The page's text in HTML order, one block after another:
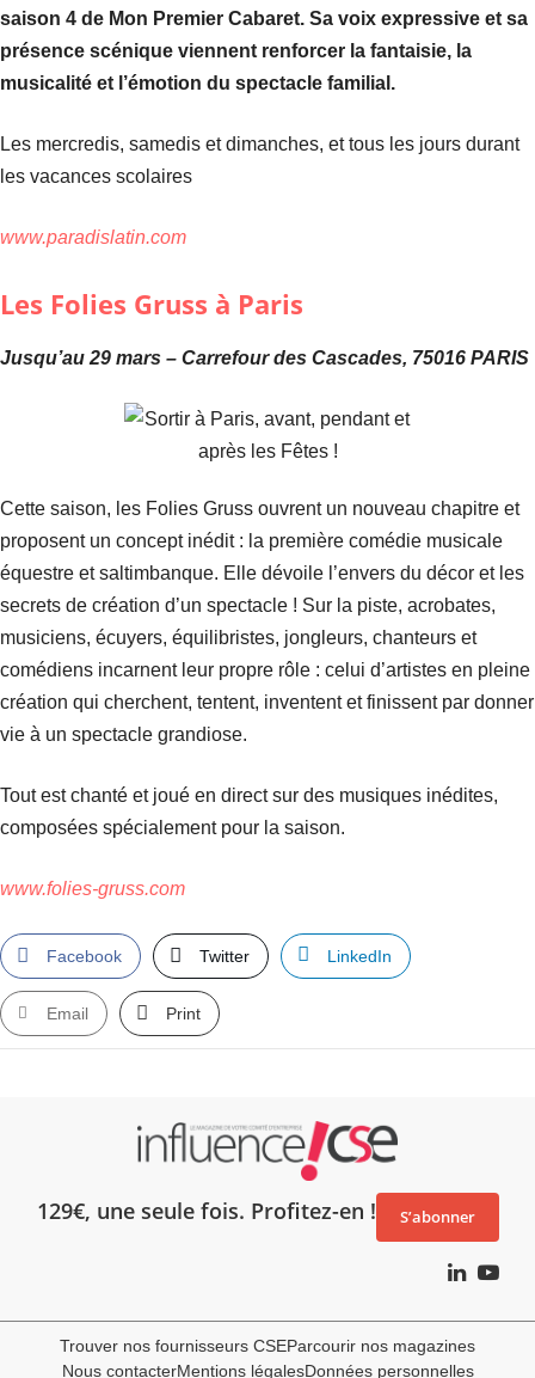
saison 4 de Mon Premier Cabaret. Sa voix expressive et sa
présence scénique viennent renforcer la fantaisie, la
musicalité et l’émotion du spectacle familial.
Les mercredis, samedis et dimanches, et tous les jours durant
les vacances scolaires
www.paradislatin.com
Les Folies Gruss à Paris
Jusqu’au 29 mars – Carrefour des Cascades, 75016 PARIS
Cette saison, les Folies Gruss ouvrent un nouveau chapitre et
proposent un concept inédit : la première comédie musicale
équestre et saltimbanque. Elle dévoile l’envers du décor et les
secrets de création d’un spectacle ! Sur la piste, acrobates,
musiciens, écuyers, équilibristes, jongleurs, chanteurs et
comédiens incarnent leur propre rôle : celui d’artistes en pleine
création qui cherchent, tentent, inventent et finissent par donner
vie à un spectacle grandiose.
Tout est chanté et joué en direct sur des musiques inédites,
composées spécialement pour la saison.
www.folies-gruss.com
Facebook Twitter LinkedIn
Email Print
129€, une seule fois. Profitez-en ! S’abonner
Trouver nos fournisseurs CSEParcourir nos magazines
Nous contacterMentions légalesDonnées personnelles